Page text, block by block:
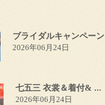
ブライダルキャンペーン
2026年06月24日
七五三 衣裳＆着付& ...
2026年06月24日